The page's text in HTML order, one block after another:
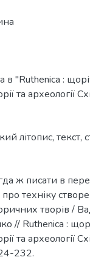
в "Ruthenica :
та археології
літопис, текст,
ж писати в
техніку
творів /
// Ruthenica :
та археології
232.